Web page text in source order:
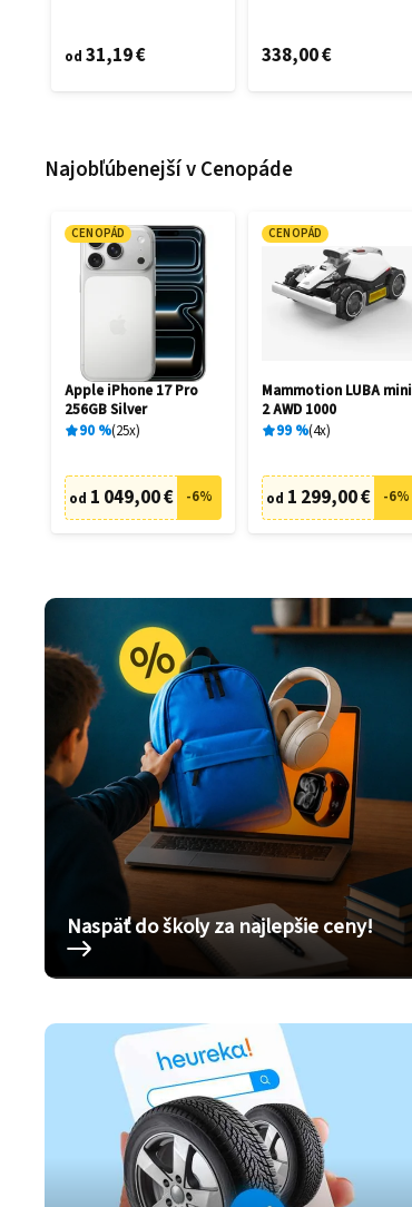
od 31,19 € 338,00 €
Najobľúbenejší v Cenopáde
CENOPÁD
Apple iPhone 17 Pro
256GB Silver
90 % 25x
od 1 049,00 € -6%
CENOPÁD
Mammotion LUBA mini
2 AWD 1000
99 % 4x
od 1 299,00 € -6%
Naspäť do školy za najlepšie ceny!